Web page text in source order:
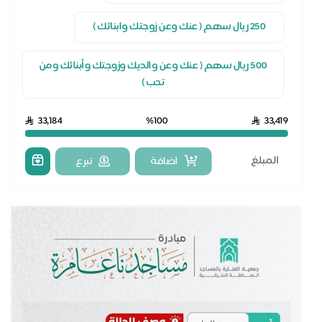
500 ريال سهم ( عنك وعن والديك وزوجتك وأبنائك ومن
تحب )
33,419
%100
33,184
اضافة تبرع